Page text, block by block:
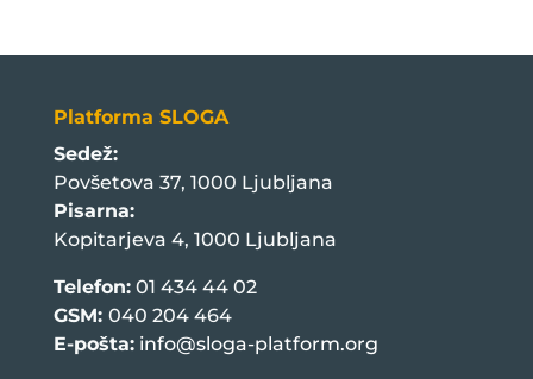
Platforma SLOGA
Sedež:
Povšetova 37, 1000 Ljubljana
Pisarna:
Kopitarjeva 4, 1000 Ljubljana
Telefon:01 434 44 02
GSM: 040 204 464
E-pošta: info@sloga-platform.org